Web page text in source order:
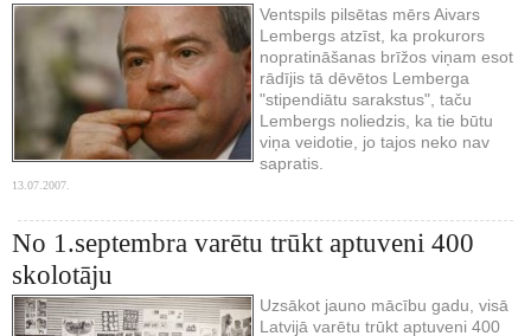
Ventspils pilsētas mērs Aivars
Lembergs atzīst, ka prokurors
nopratināšanas brīžos viņam esot
rādījis tā dēvētos Lemberga
"stipendiātu sarakstus", taču
Lembergs noliedzis, ka tie būtu
viņa veidotie, jo tajos neko nav
sapratis.
13.07.2007.
No 1.septembra varētu trūkt aptuveni 400
skolotāju
Uzsākot jauno mācību gadu, visā
Latvijā varētu trūkt aptuveni 400